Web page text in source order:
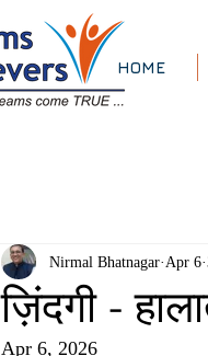
HOME
ज़िंदगी -
Nirmal Bhatnagar Apr 6
Apr 6, 2026